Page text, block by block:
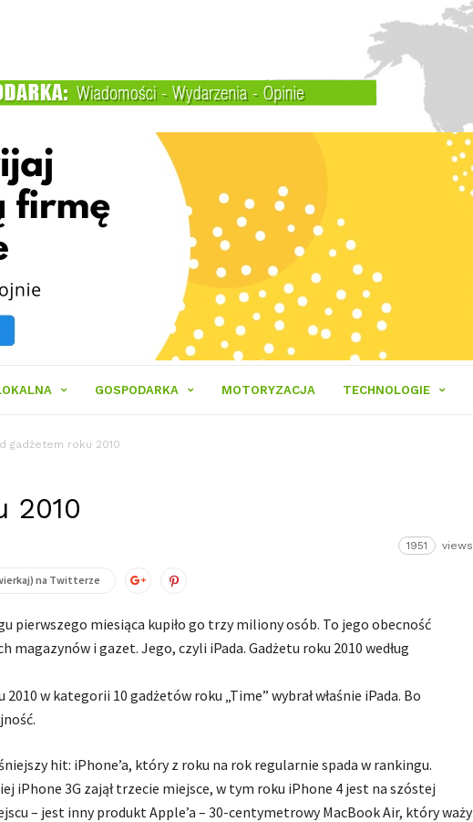
GOSPODARKA MOTORYZACJA TECHNOLOGIE
gadżetem roku 2010
2010
1951 views
na Twitterze
pierwszego miesiąca kupiło go trzy miliony osób. To jego obecność
i gazet. Jego, czyli iPada. Gadżetu roku 2010 według
w kategorii 10 gadżetów roku „Time” wybrał właśnie iPada. Bo
hit: iPhone’a, który z roku na rok regularnie spada w rankingu.
iPhone 3G zajął trzecie miejsce, w tym roku iPhone 4 jest na szóstej
– jest inny produkt Apple’a – 30-centymetrowy MacBook Air, który waży